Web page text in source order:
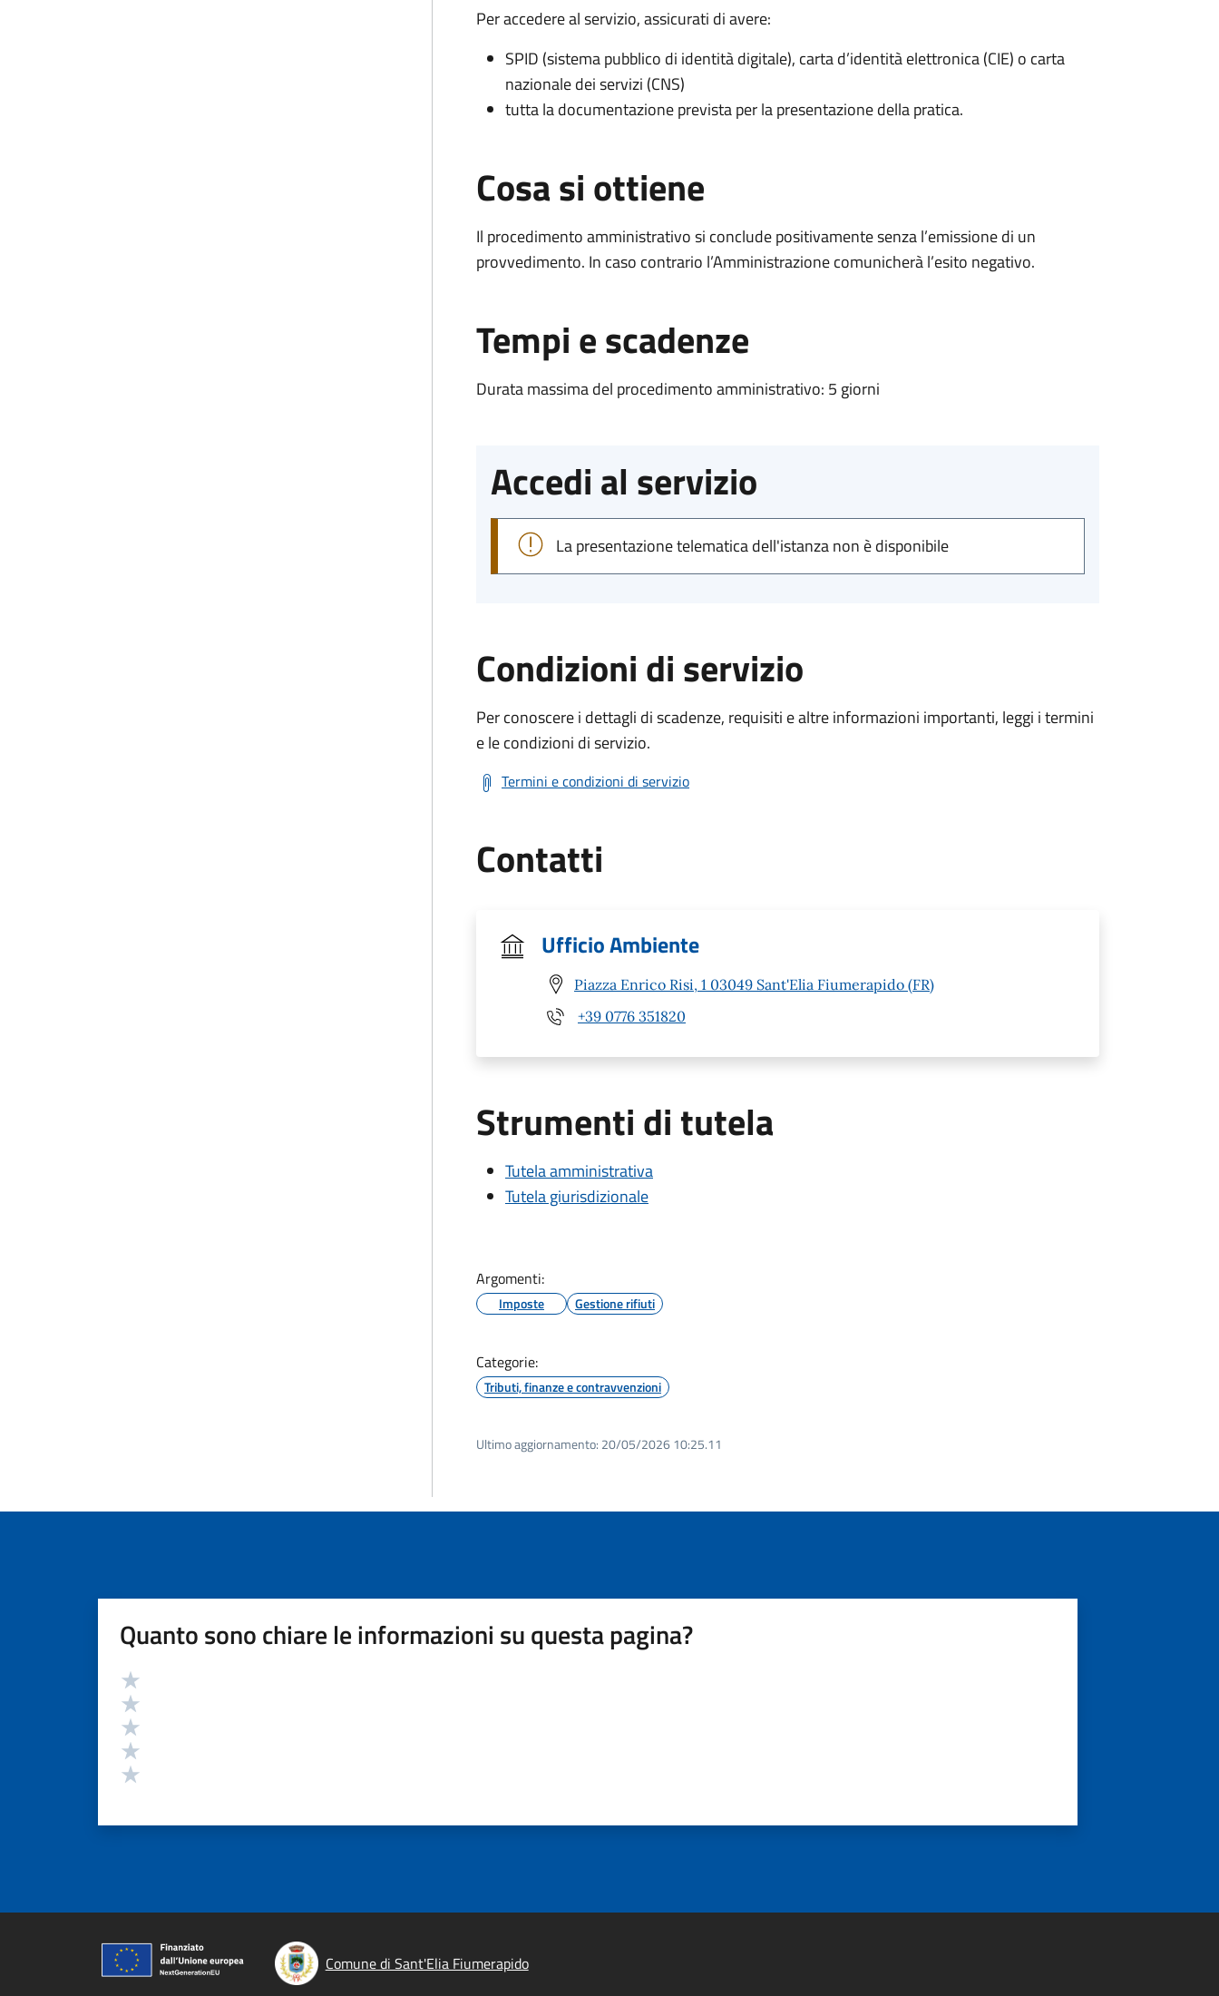
Per accedere al servizio, assicurati di avere:
SPID (sistema pubblico di identità digitale), carta d’identità elettronica (CIE) o carta
nazionale dei servizi (CNS)
tutta la documentazione prevista per la presentazione della pratica.
Cosa si ottiene
Il procedimento amministrativo si conclude positivamente senza l’emissione di un
provvedimento. In caso contrario l’Amministrazione comunicherà l’esito negativo.
Tempi e scadenze
Durata massima del procedimento amministrativo: 5 giorni
Accedi al servizio
La presentazione telematica dell'istanza non è disponibile
Condizioni di servizio
Per conoscere i dettagli di scadenze, requisiti e altre informazioni importanti, leggi i termini
e le condizioni di servizio.
Termini e condizioni di servizio
Contatti
Ufficio Ambiente
Piazza Enrico Risi, 1 03049 Sant'Elia Fiumerapido (FR)
+39 0776 351820
Strumenti di tutela
Tutela amministrativa
Tutela giurisdizionale
Argomenti:
Imposte Gestione rifiuti
Categorie:
Tributi, finanze e contravvenzioni
Ultimo aggiornamento: 20/05/2026 10:25.11
Quanto sono chiare le informazioni su questa pagina?
Valutazione
Comune di Sant'Elia Fiumerapido